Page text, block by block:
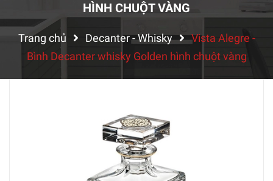
HÌNH CHUỘT VÀNG
Trang chủ Decanter - Whisky
Vista Alegre -
Bình Decanter whisky Golden hình chuột vàng